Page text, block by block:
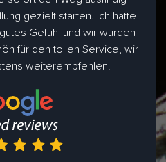
gezielt starten. Ich hatte
Gefühl und wir wurden
für den tollen Service, wir
weiterempfehlen!